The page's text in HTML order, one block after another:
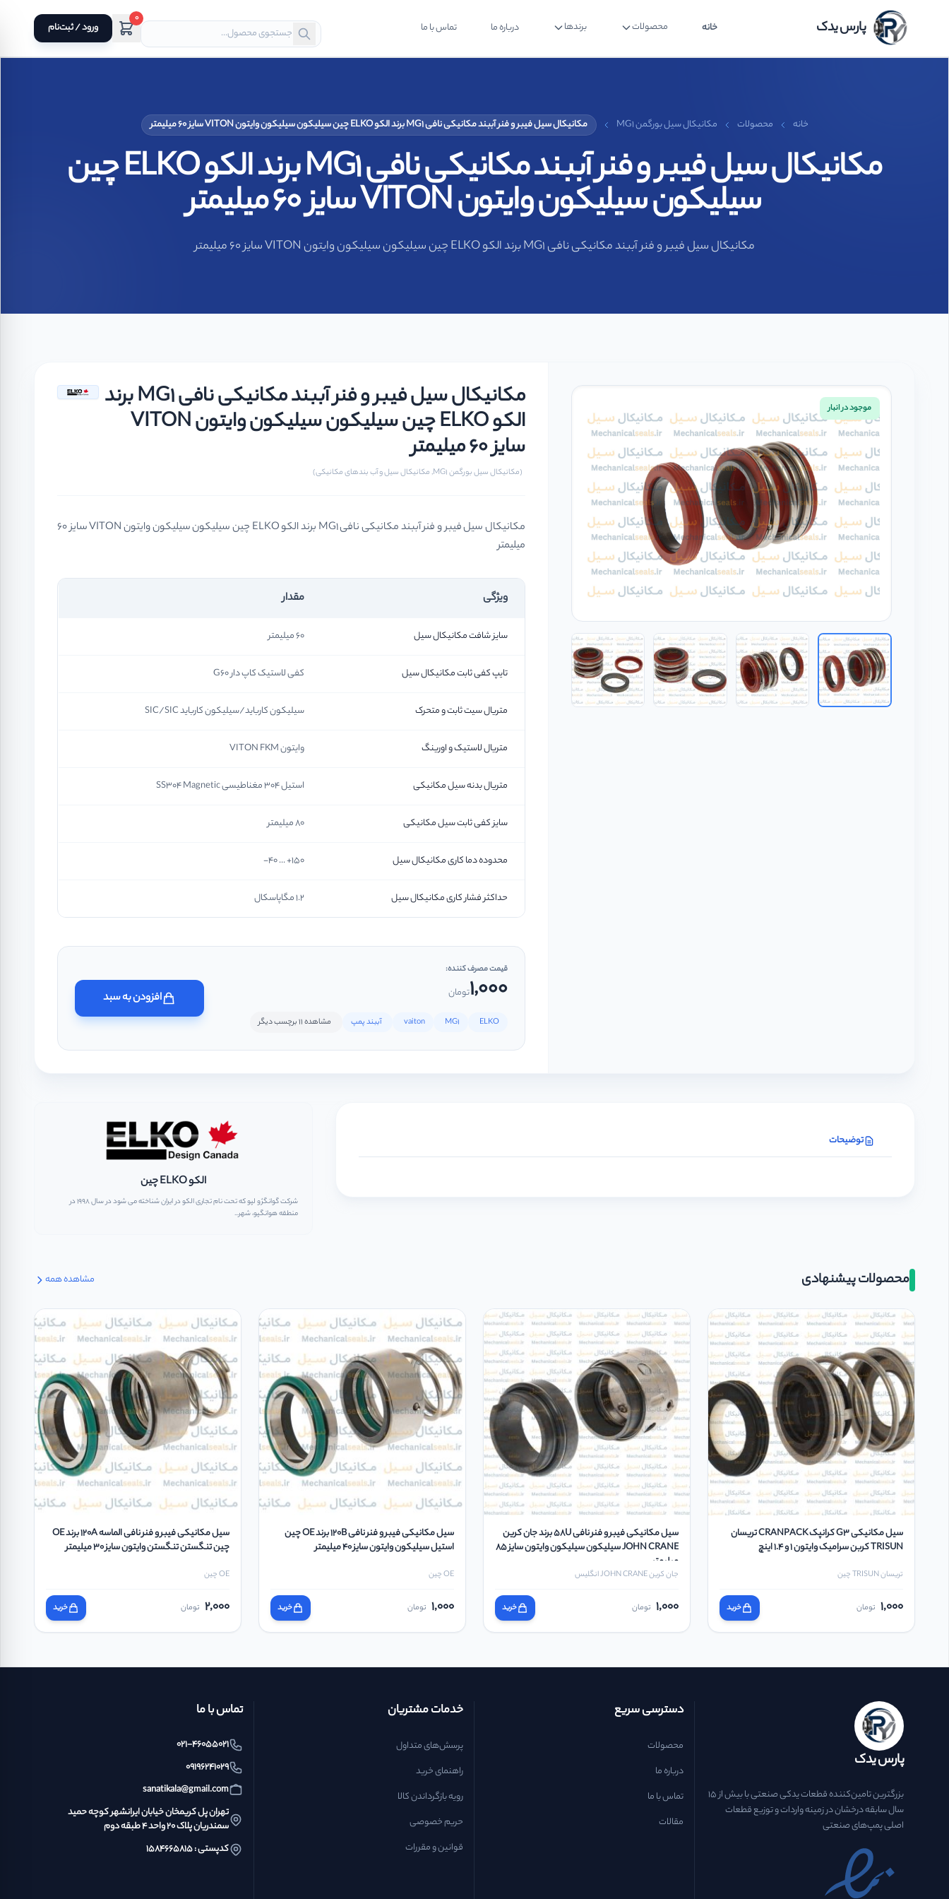
پارس یدک خانه محصولات برندها درباره ما تماس با ما
0
ورود / ثبت‌نام
خانه محصولات مکانیکال سیل بورگمن MG1 مکانیکال سیل فیبر و فنر آببند مکانیکی نافی MG1 برند الکو ELKO چین سیلیکون سیلیکون وایتون VITON سایز 60 میلیمتر
مکانیکال سیل فیبر و فنر آببند مکانیکی نافی MG1 برند الکو ELKO چین
سیلیکون سیلیکون وایتون VITON سایز 60 میلیمتر
مکانیکال سیل فیبر و فنر آببند مکانیکی نافی MG1 برند الکو ELKO چین سیلیکون سیلیکون وایتون VITON سایز 60 میلیمتر
موجود در انبار
مکانیکال سیل فیبر و فنر آببند مکانیکی نافی MG1 برند
الکو ELKO چین سیلیکون سیلیکون وایتون VITON
سایز 60 میلیمتر
(مکانیکال سیل بورگمن MG1, مکانیکال سیل و آب بندهای مکانیکی)
مکانیکال سیل فیبر و فنر آببند مکانیکی نافی MG1 برند الکو ELKO چین سیلیکون سیلیکون وایتون VITON سایز 60
میلیمتر
ویژگی مقدار
سایز شافت مکانیکال سیل 60 میلیمتر
تایپ کفی ثابت مکانیکال سیل کفی لاستیک کاپ دار G60
متریال سیت ثابت و متحرک سیلیکون کارباید/سیلیکون کارباید SIC/SIC
متریال لاستیک و اورینگ وایتون VITON FKM
متریال بدنه سیل مکانیکی استیل 304 مغناطیسی SS304 Magnetic
سایز کفی ثابت سیل مکانیکی 80 میلیمتر
محدوده دما کاری مکانیکال سیل 150+ ... 40-
حداکثر فشار کاری مکانیکال سیل 1.2 مگاپاسکال
قیمت مصرف کننده:
1,000تومان
ELKO
MG1
vaiton آببند پمپ مشاهده 11 برچسب دیگر
افزودن به سبد
توضیحات
الکو ELKO چین
شرکت گوانگژو لپو که تحت نام تجاری الکو در ایران شناخته می شود در سال ۱۹۹۸ در
منطقه هوانگپو، شهر...
محصولات پیشنهادی مشاهده همه
سیل مکانیکی G3 کرانپک CRANPACK تریسان
TRISUN کربن سرامیک وایتون ۱ و 1.4 اینچ
تریسان TRISUN چین
1,000 تومان خرید
سیل مکانیکی فیبر و فنر نافی 58U برند جان کرین
JOHN CRANE سیلیکون سیلیکون وایتون سایز 85
میلیمتر
جان کرین JOHN CRANE انگلیس
1,000 تومان خرید
سیل مکانیکی فیبر و فنر نافی 120B برند OE چین
استیل سیلیکون وایتون سایز 40 میلیمتر
OE چین
1,000 تومان خرید
سیل مکانیکی فیبر و فنر نافی الماسه 120A برند OE
چین تنگستن تنگستن وایتون سایز 30 میلیمتر
OE چین
2,000 تومان خرید
پارس یدک
بزرگترین تامین‌کننده قطعات یدکی صنعتی با بیش از ۱۵
سال سابقه درخشان در زمینه واردات و توزیع قطعات
اصلی پمپ‌های صنعتی
دسترسی سریع
محصولات
درباره ما
تماس با ما
مقالات
خدمات مشتریان
پرسش‌های متداول
راهنمای خرید
رویه بازگرداندن کالا
حریم خصوصی
قوانین و مقررات
تماس با ما
021-46055021
09196241029
sanatikala@gmail.com
تهران پل کریمخان خیابان ایرانشهر کوچه حمید
سمندریان پلاک ۲۰ واحد ۴ طبقه دوم
کدپستی : ۱۵۸۴۶۶۵۸۱۵